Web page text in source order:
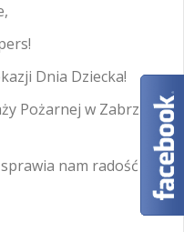
Dnia Dziecka!
Pożarnej w Zabrzu
nam radość